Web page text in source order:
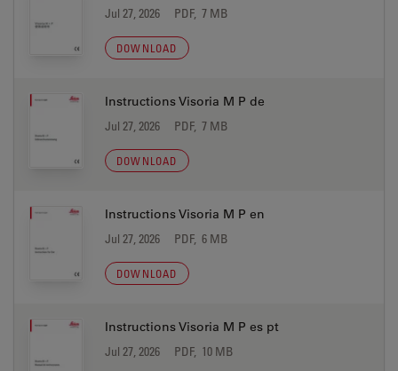
Jul 27, 2026 PDF, 7 MB
DOWNLOAD
Instructions Visoria M P de
Jul 27, 2026 PDF, 7 MB
DOWNLOAD
Instructions Visoria M P en
Jul 27, 2026 PDF, 6 MB
DOWNLOAD
Instructions Visoria M P es pt
Jul 27, 2026 PDF, 10 MB